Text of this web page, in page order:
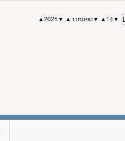
▼
14
▲
▼ספטמבר▲
▼
2025▲